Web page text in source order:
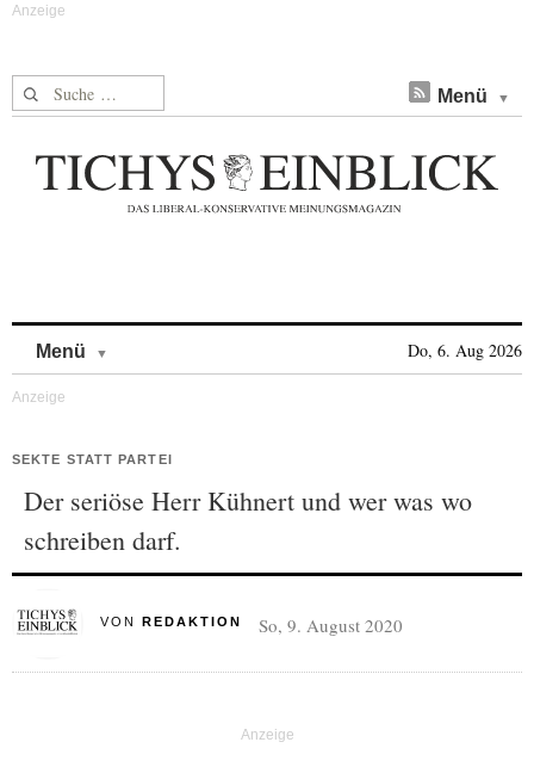
Suche nach: Menü
Menü Do, 6. Aug 2026
SEKTE STATT PARTEI
Der seriöse Herr Kühnert und wer was wo
schreiben darf.
VON REDAKTION So, 9. August 2020